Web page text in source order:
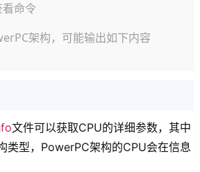
命令
架构，可能输出如下内容
文件可以获取CPU的详细参数，其中
类型，PowerPC架构的CPU会在信息